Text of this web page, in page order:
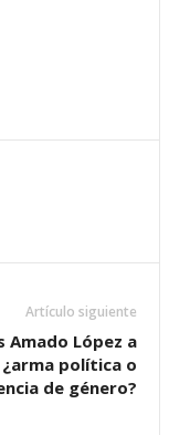
Artículo siguiente
Amado López a
política o
de género?